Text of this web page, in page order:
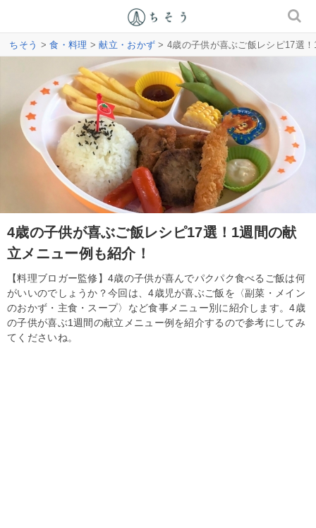
ちそう >食・料理 >献立・おかず > 4歳の子供が喜ぶご飯レシピ17選
4歳の子供が喜ぶご飯レシピ17選！1週間の献
立メニュー例も紹介！
【料理ブロガー監修】4歳の子供が喜んでパクパク食べるご飯は何
がいいのでしょうか？今回は、4歳児が喜ぶご飯を〈副菜・メイン
のおかず・主食・スープ〉など食事メニュー別に紹介します。4歳
の子供が喜ぶ1週間の献立メニュー例を紹介するので参考にしてみ
てくださいね。